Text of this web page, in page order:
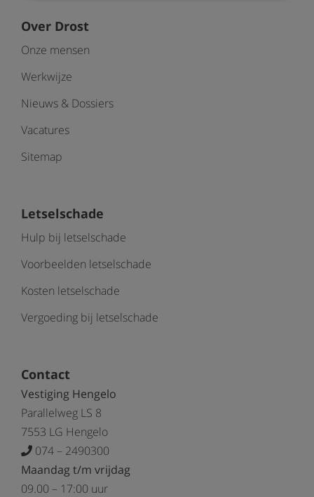
Over Drost
Onze mensen
Werkwijze
Nieuws & Dossiers
Vacatures
Sitemap
Letselschade
Hulp bij letselschade
Voorbeelden letselschade
Kosten letselschade
Vergoeding bij letselschade
Contact
Vestiging Hengelo
Parallelweg LS 8
7553 LG Hengelo
074 – 2490300
Maandag t/m vrijdag
09.00 – 17:00 uur